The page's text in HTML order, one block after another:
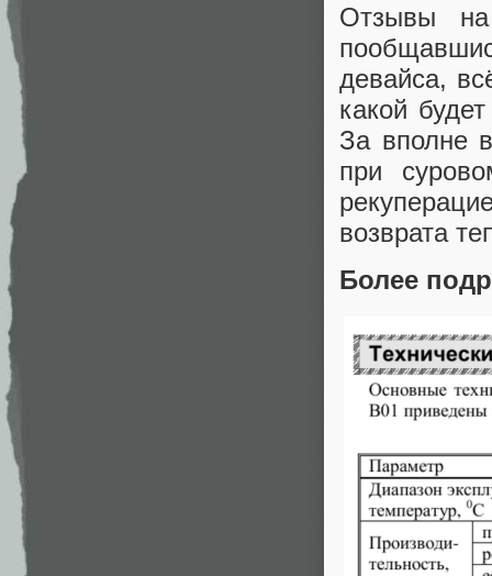
Отзывы на
девайса,
какой
За вполне
при
возврата
Более